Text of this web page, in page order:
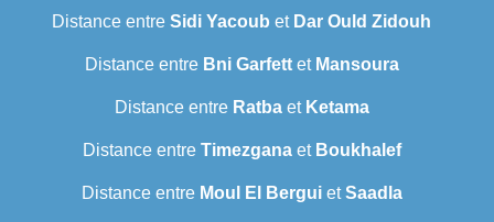
Distance entre Sidi Yacoub et Dar Ould Zidouh
Distance entre Bni Garfettet Mansoura
Distance entre Ratbaet Ketama
Distance entre Timezganaet Boukhalef
Distance entre Moul El BerguietSaadla